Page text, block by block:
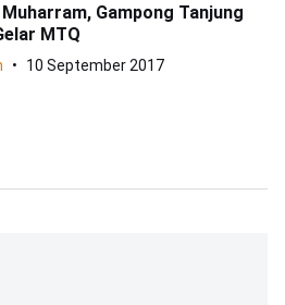
Gampong Tanjung
MTQ
10 September 2017